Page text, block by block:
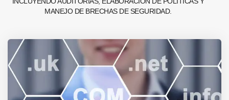
MANEJO DE BRECHAS DE SEGURIDAD.